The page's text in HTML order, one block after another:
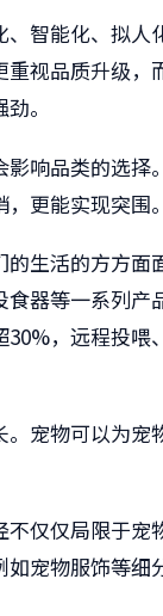
智能化、拟人
视品质升级，
。
响品类的选择
更能实现突围。
生活的方方面
器等一系列产
，远程投喂
宠物可以为宠
仅仅局限于宠
宠物服饰等细